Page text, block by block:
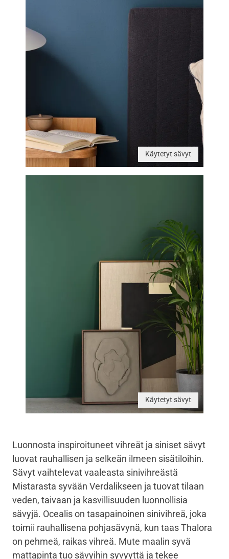
Käytetyt sävyt
Käytetyt sävyt
Luonnosta inspiroituneet vihreät ja siniset sävyt
luovat rauhallisen ja selkeän ilmeen sisätiloihin.
Sävyt vaihtelevat vaaleasta sinivihreästä
Mistarasta syvään Verdalikseen ja tuovat tilaan
veden, taivaan ja kasvillisuuden luonnollisia
sävyjä. Ocealis on tasapainoinen sinivihreä, joka
toimii rauhallisena pohjasävynä, kun taas Thalora
on pehmeä, raikas vihreä. Mute maalin syvä
mattapinta tuo sävyihin syvyyttä ja tekee